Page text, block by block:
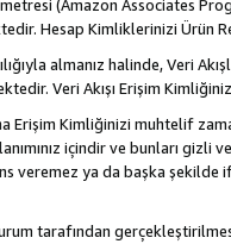
(Amazon Associates
Hesap Kimliklerinizi Ürün
almanız halinde, Veri
Veri Akışı Erişim
Erişim Kimliğinizi muhtelif
içindir ve bunları
veremez ya da başka şekilde
tarafından